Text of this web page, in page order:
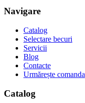
Navigare
Catalog
Selectare becuri
Servicii
Blog
Contacte
Urmărește comanda
Catalog